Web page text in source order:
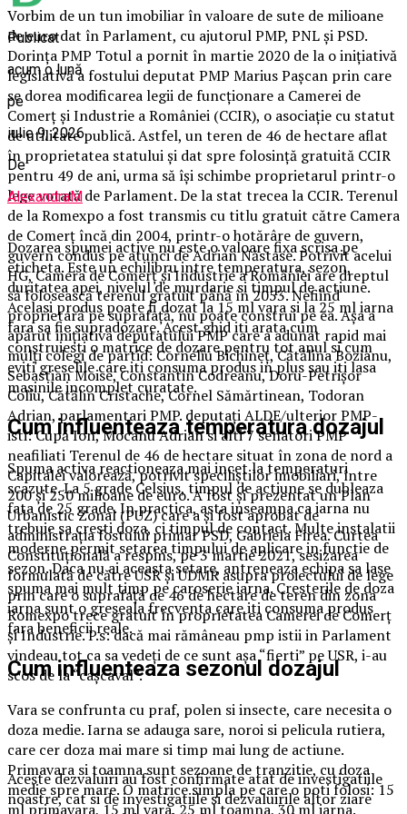
Vorbim de un tun imobiliar în valoare de sute de milioane
de euro dat în Parlament, cu ajutorul PMP, PNL și PSD.
Dorința PMP Totul a pornit în martie 2020 de la o inițiativă
legislativă a fostului deputat PMP Marius Pașcan prin care
se dorea modificarea legii de funcționare a Camerei de
Comerț și Industrie a României (CCIR), o asociație cu statut
de utilitate publică. Astfel, un teren de 46 de hectare aflat
în proprietatea statului și dat spre folosință gratuită CCIR
pentru 49 de ani, urma să își schimbe proprietarul printr-o
lege votată de Parlament. De la stat trecea la CCIR. Terenul
de la Romexpo a fost transmis cu titlu gratuit către Camera
de Comerț încă din 2004, printr-o hotărâre de guvern,
guvern condus pe atunci de Adrian Năstase. Potrivit acelui
HG, Camera de Comerț și Industrie a României are dreptul
să folosească terenul gratuit până în 2053. Nefiind
proprietară pe suprafață, nu poate construi pe ea. Așa a
apărut inițiativa deputatului PMP care a adunat rapid mai
mulți colegi de partid: Corneliu Bichineţ, Cătălina Bozianu,
Sebastian Moise, Constantin Codreanu, Doru-Petrişor
Coliu, Cătălin Cristache, Cornel Sămărtinean, Todoran
Adrian, parlamentari PMP. deputați ALDE/ulterior PMP-
isti: Cupă Ion, Mocanu Adrian si alti 7 senatori PMP
neafiliati Terenul de 46 de hectare situat în zona de nord a
Capitalei valorează, potrivit speciliștilor imobiliari, între
200 și 250 milioane de euro. A fost și prezentat un Plan
Urbanistic Zonal (PUZ) care a și fost aprobat de
administrația fostului primar PSD, Gabriela Firea. Curtea
Constituţională a respins, pe 3 martie 2021, sesizarea
formulată de către USR şi UDMR asupra proiectului de lege
prin care o suprafaţă de 46 de hectare de teren din zona
Romexpo trece gratuit în proprietatea Camerei de Comerţ
şi Industrie. P.s: dacă mai rămâneau pmp istii in Parlament
vindeau tot ca sa vedeți de ce sunt așa “fierti” pe USR, i-au
scos de la “cașcaval”.
Aceste dezvaluiri au fost confirmate atat de investigatiile
noastre, cat si de investigatiile si dezvaluirile altor ziare
Publicat
acum o lună
pe
iulie 9, 2026
De
AlexandraM
Dozarea spumei active nu este o valoare fixa scrisa pe
eticheta. Este un echilibru intre temperatura, sezon,
duritatea apei, nivelul de murdarie si timpul de actiune.
Acelasi produs poate fi dozat la 15 ml vara si la 25 ml iarna
fara sa fie supradozare. Acest ghid iti arata cum
construiesti o matrice de dozare pentru tot anul si cum
eviti greselile care iti consuma produs in plus sau iti lasa
masinile incomplet curatate.
Cum influenteaza temperatura dozajul
Spuma activa reactioneaza mai incet la temperaturi
scazute. La 5 grade Celsius, timpul de actiune se dubleaza
fata de 25 grade. In practica, asta inseamna ca iarna nu
trebuie sa cresti doza, ci timpul de contact. Multe instalatii
moderne permit setarea timpului de aplicare in functie de
sezon. Daca nu ai aceasta setare, antreneaza echipa sa lase
spuma mai mult timp pe caroserie iarna. Cresterile de doza
iarna sunt o greseala frecventa care iti consuma produs
fara beneficii reale.
Cum influenteaza sezonul dozajul
Vara se confrunta cu praf, polen si insecte, care necesita o
doza medie. Iarna se adauga sare, noroi si pelicula rutiera,
care cer doza mai mare si timp mai lung de actiune.
Primavara si toamna sunt sezoane de tranzitie, cu doza
medie spre mare. O matrice simpla pe care o poti folosi: 15
ml primavara, 15 ml vara, 25 ml toamna, 30 ml iarna.